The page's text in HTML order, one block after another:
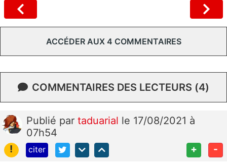
ACCÉDER AUX 4 COMMENTAIRES
COMMENTAIRES DES LECTEURS (4)
Publié par taduarial le 17/08/2021 à
07h54
!
citer + -